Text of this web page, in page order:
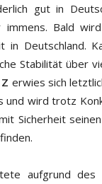
gut in
immens. Bald
in Deutschland.
Stabilität über
erwies sich
und wird trotz
Sicherheit
aufgrund des